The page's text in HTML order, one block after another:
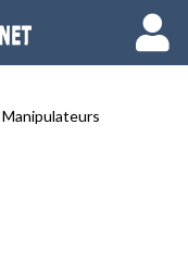
Manipulateurs